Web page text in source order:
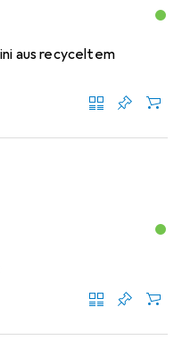
aus recyceltem